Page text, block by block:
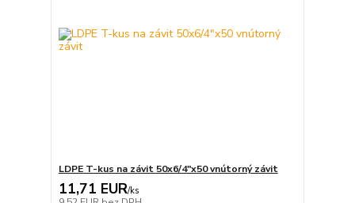
LDPE T-kus na závit 50x6/4"x50 vnútorný závit
11,71 EUR/ks